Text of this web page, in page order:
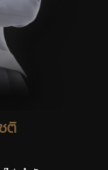
ติ